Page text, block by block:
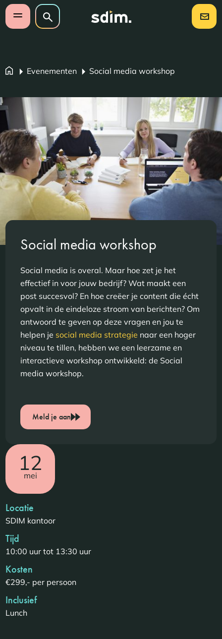
Navigatie overslaan
Open mobiel menu
Zoeken op website
Zoeken
Evenementen Social media workshop
Social media workshop
Social media is overal. Maar hoe zet je het
effectief in voor jouw bedrijf? Wat maakt een
post succesvol? En hoe creëer je content die écht
opvalt in de eindeloze stroom van berichten? Om
antwoord te geven op deze vragen en jou te
helpen je social media strategie naar een hoger
niveau te tillen, hebben we een leerzame en
interactieve workshop ontwikkeld: de Social
media workshop.
Meld je aan
12
mei
Locatie
SDIM kantoor
Tijd
10:00 uur tot 13:30 uur
Kosten
€299,- per persoon
Inclusief
Lunch